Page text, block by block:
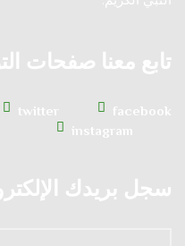
تابع معنا صفحات
facebook
twitter
instagram
سجل بريدك